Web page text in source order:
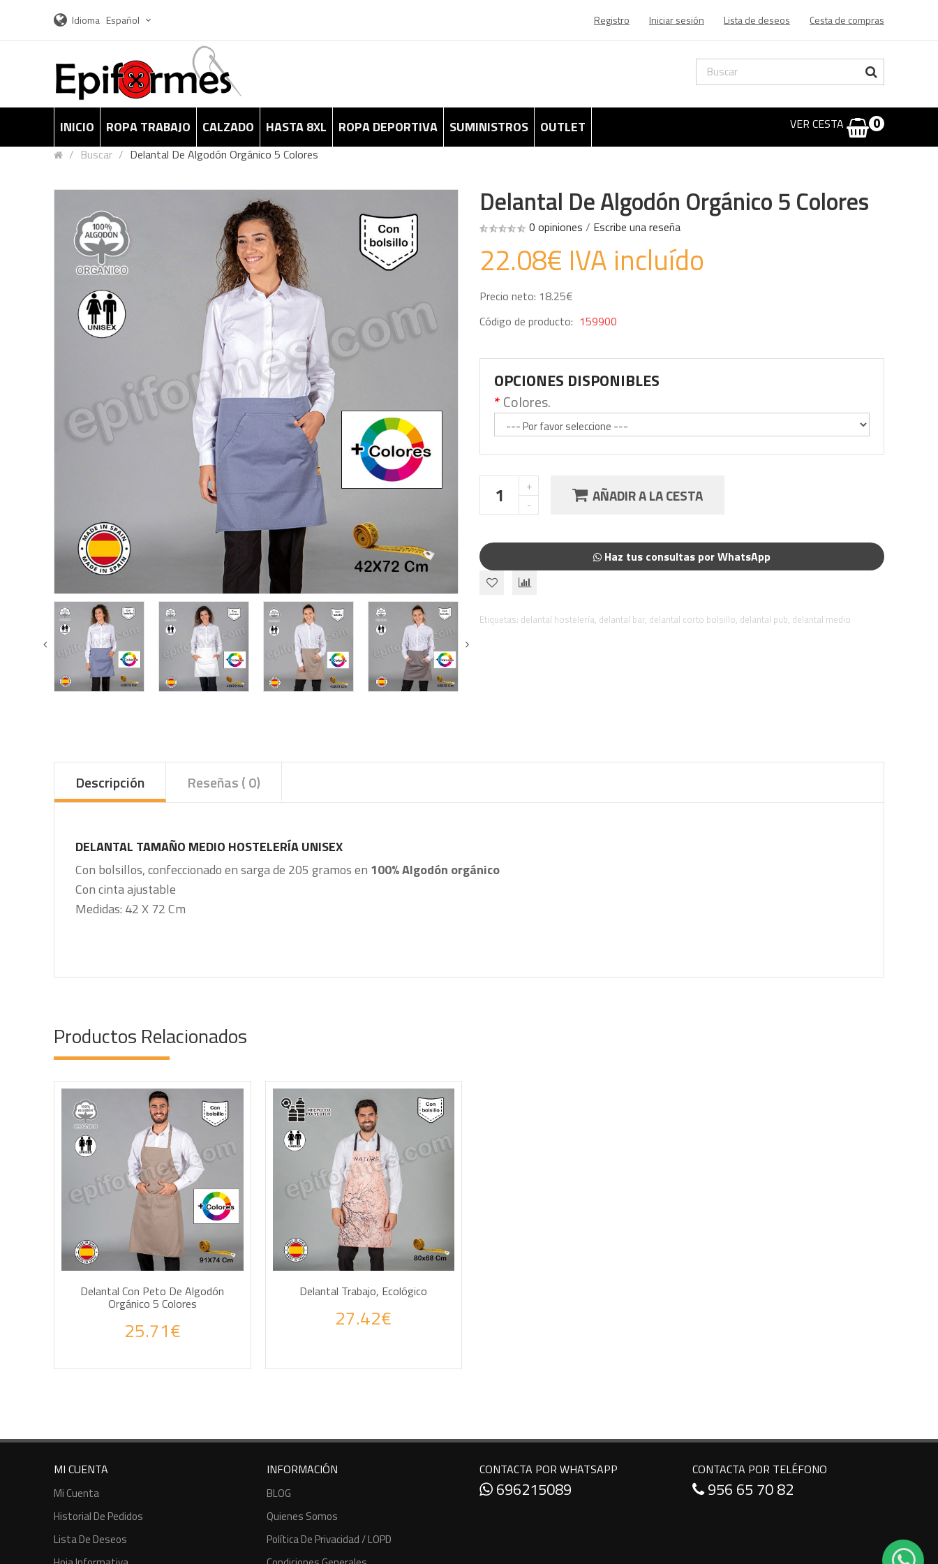
Idioma Español Registro Iniciar sesión Lista de deseos Cesta de compras
INICIO ROPA TRABAJO CALZADO HASTA 8XL ROPA DEPORTIVA SUMINISTROS OUTLET VER CESTA 0
Buscar Delantal De Algodón Orgánico 5 Colores
Delantal De Algodón Orgánico 5 Colores
0 opiniones / Escribe una reseña
22.08€ IVA incluído
Precio neto: 18.25€
Código de producto: 159900
OPCIONES DISPONIBLES
Colores.
AÑADIR A LA CESTA
Haz tus consultas por WhatsApp
Etiquetas: delantal hostelería, delantal bar, delantal corto bolsillo, delantal pub, delantal medio
Descripción Reseñas ( 0)
DELANTAL TAMAÑO MEDIO HOSTELERÍA UNISEX
Con bolsillos, confeccionado en sarga de 205 gramos en 100% Algodón orgánico
Con cinta ajustable
Medidas: 42 X 72 Cm
Productos Relacionados
Delantal Con Peto De Algodón
Orgánico 5 Colores
25.71€
AÑADIR A LA CESTA Delantal Trabajo, Ecológico
27.42€
AÑADIR A LA CESTA
Haz tus consultas por WhatsApp
MI CUENTA
Mi Cuenta
Historial De Pedidos
Lista De Deseos
INFORMACIÓN
BLOG
Quienes Somos
Política De Privacidad / LOPD
CONTACTA POR WHATSAPP
696215089
CONTACTA POR TELÉFONO
956 65 70 82